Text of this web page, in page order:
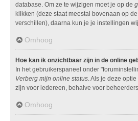
database. Om ze te wijzigen moet je op de
klikken (deze staat meestal bovenaan op
verschillen), daarna kun je je instellingen
Omhoog
Hoe kan ik onzichtbaar zijn in de online
In het gebruikerspaneel onder
Verberg mijn online status. Als je deze
zijn voor iedereen, behalve voor
Omhoog